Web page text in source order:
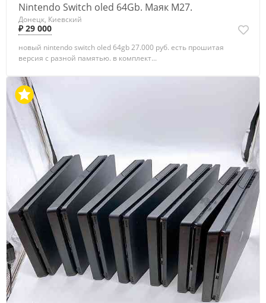
Nintendo Switch oled 64Gb. Маяк М27.
Донецк, Киевский
₽ 29 000
новый nintendo switch oled 64gb 27.000 руб. есть прошитая
версия с разной памятью. в комплект...